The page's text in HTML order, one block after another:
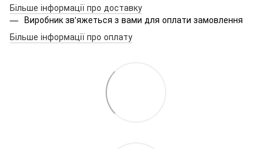
Більше інформації про доставку
Виробник зв'яжеться з вами для оплати замовлення
Більше інформації про оплату